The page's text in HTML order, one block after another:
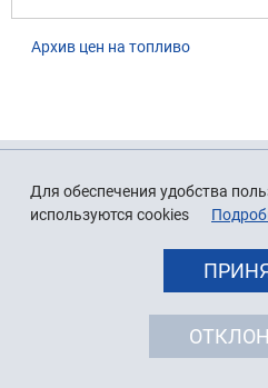
Архив цен на топливо
Для обеспечения удобства
используются cookies